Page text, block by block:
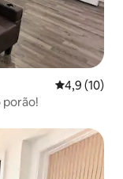
4,9 de uma
4,9 (10)